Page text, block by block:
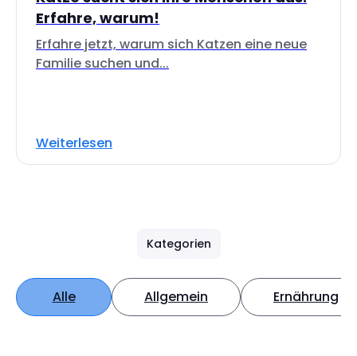
Erfahre, warum!
Erfahre jetzt, warum sich Katzen eine neue
Familie suchen und...
Weiterlesen
Kategorien
Alle Allgemein Ernährung